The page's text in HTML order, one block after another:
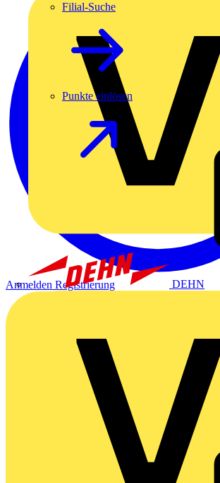
DEHN
Filial-Suche
Punkte einlösen
Anmelden Registrierung